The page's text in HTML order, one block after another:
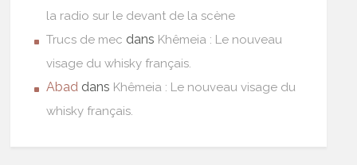
la radio sur le devant de la scène
Trucs de mec dans Khêmeia : Le nouveau
visage du whisky français.
Abad dans Khêmeia : Le nouveau visage du
whisky français.